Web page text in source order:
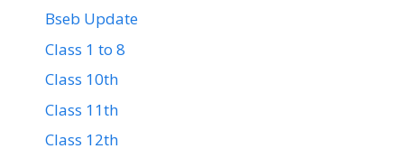
Bseb Update
Class 1 to 8
Class 10th
Class 11th
Class 12th